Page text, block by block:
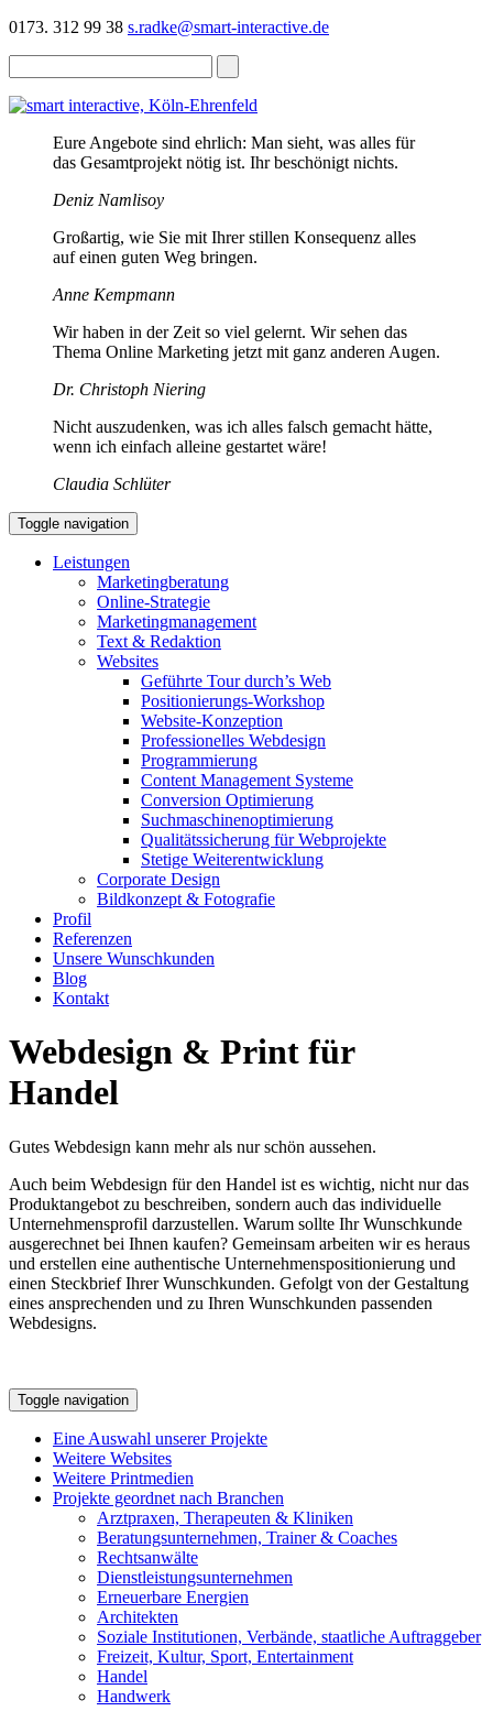
0173. 312 99 38 s.radke@smart-interactive.de
Eure Angebote sind ehrlich: Man sieht, was alles für
das Gesamtprojekt nötig ist. Ihr beschönigt nichts.
Deniz Namlisoy
Großartig, wie Sie mit Ihrer stillen Konsequenz alles
auf einen guten Weg bringen.
Anne Kempmann
Wir haben in der Zeit so viel gelernt. Wir sehen das
Thema Online Marketing jetzt mit ganz anderen Augen.
Dr. Christoph Niering
Nicht auszudenken, was ich alles falsch gemacht hätte,
wenn ich einfach alleine gestartet wäre!
Claudia Schlüter
Toggle navigation
Leistungen
Marketingberatung
Online-Strategie
Marketingmanagement
Text & Redaktion
Websites
Geführte Tour durch’s Web
Positionierungs-Workshop
Website-Konzeption
Professionelles Webdesign
Programmierung
Content Management Systeme
Conversion Optimierung
Suchmaschinenoptimierung
Qualitätssicherung für Webprojekte
Stetige Weiterentwicklung
Corporate Design
Bildkonzept & Fotografie
Profil
Referenzen
Unsere Wunschkunden
Blog
Kontakt
Webdesign & Print für
Handel
Gutes Webdesign kann mehr als nur schön aussehen.
Auch beim Webdesign für den Handel ist es wichtig, nicht nur das
Produktangebot zu beschreiben, sondern auch das individuelle
Unternehmensprofil darzustellen. Warum sollte Ihr Wunschkunde
ausgerechnet bei Ihnen kaufen? Gemeinsam arbeiten wir es heraus
und erstellen eine authentische Unternehmenspositionierung und
einen Steckbrief Ihrer Wunschkunden. Gefolgt von der Gestaltung
eines ansprechenden und zu Ihren Wunschkunden passenden
Webdesigns.
Toggle navigation
Eine Auswahl unserer Projekte
Weitere Websites
Weitere Printmedien
Projekte geordnet nach Branchen
Arztpraxen, Therapeuten & Kliniken
Beratungsunternehmen, Trainer & Coaches
Rechtsanwälte
Dienstleistungsunternehmen
Erneuerbare Energien
Architekten
Soziale Institutionen, Verbände, staatliche Auftraggeber
Freizeit, Kultur, Sport, Entertainment
Handel
Handwerk